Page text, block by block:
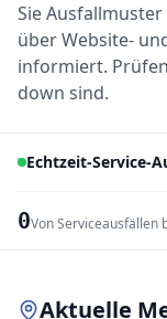
Sie
über Website-
informiert.
down sind.
Echtzeit-Service-
0Von Serviceausfällen
Aktuelle